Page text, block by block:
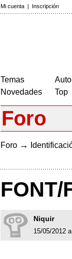
Mi cuenta | Inscripción
Temas
Novedades
Top
Foro
Foro →
FONT/
Niquir
15/05/2012